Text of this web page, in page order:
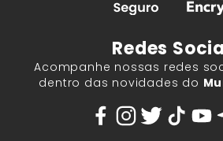
Redes
Acompanhe nossas redes
dentro das novidades do